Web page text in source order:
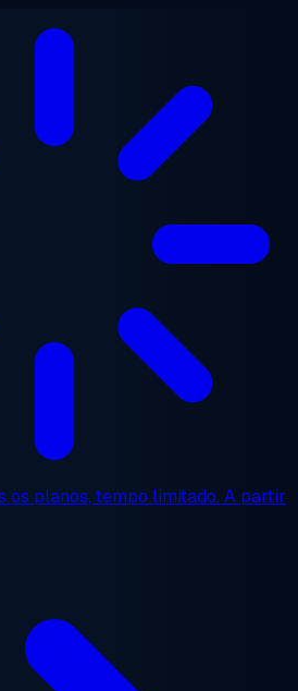
principal
os planos, tempo limitado. A partir